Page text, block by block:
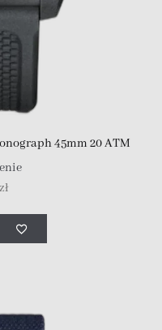
45mm 20 ATM
zł